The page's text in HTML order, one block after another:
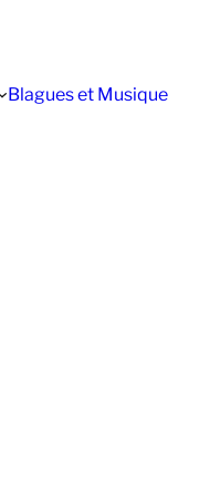
Blagues et Musique